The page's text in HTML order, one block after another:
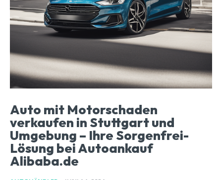
Auto mit Motorschaden
verkaufen in Stuttgart und
Umgebung – Ihre Sorgenfrei-
Lösung bei Autoankauf
Alibaba.de